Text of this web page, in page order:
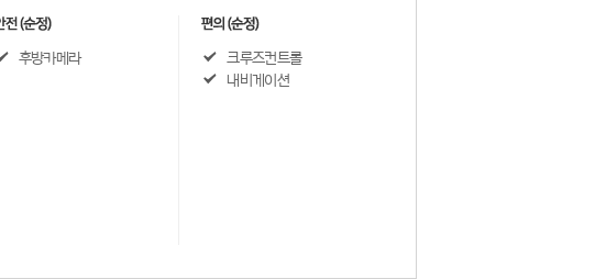
후방카메라
크루즈컨트롤
내비게이션